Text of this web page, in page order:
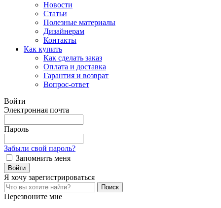
Новости
Статьи
Полезные материалы
Дизайнерам
Контакты
Как купить
Как сделать заказ
Оплата и доставка
Гарантия и возврат
Вопрос-ответ
Войти
Электронная почта
Пароль
Забыли свой пароль?
Запомнить меня
Я хочу зарегистрироваться
Перезвоните мне